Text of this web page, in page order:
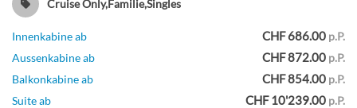
Deck 7
Innenkabine
Cruise Only,Familie,Singles
Innenkabine ab CHF 686.00 p.P.
Aussenkabine ab
CHF 872.00 p.P.
Balkonkabine ab
CHF 854.00 p.P.
Suite ab
CHF 10'239.00 p.P.